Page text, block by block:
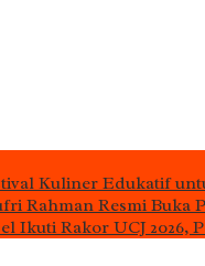
Kuliner Edukatif
Rahman Resmi Buka
Ikuti Rakor UCJ 2026,